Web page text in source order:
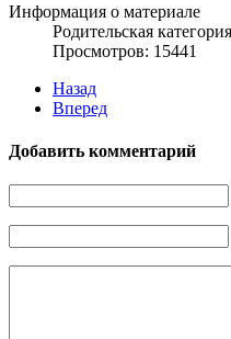
Информация о материале
Родительская
Просмотров: 15441
Назад
Вперед
Добавить комментарий